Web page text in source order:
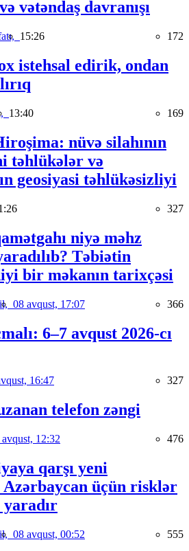
vətəndaş davranışı
15:26 172
istehsal edirik, ondan
13:40 169
nüvə silahının
təhlükələr və
geosiyasi təhlükəsizliyi
327
niyə məhz
Təbiətin
bir məkanın tarixçəsi
08 avqust, 17:07 366
6–7 avqust 2026-cı
16:47 327
telefon zəngi
12:32 476
qarşı yeni
Azərbaycan üçün risklər
08 avqust, 00:52 555